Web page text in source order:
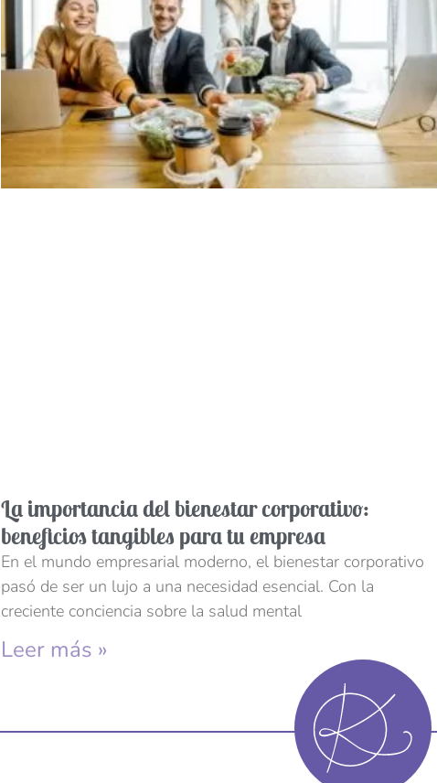
La importancia del bienestar corporativo:
beneficios tangibles para tu empresa
En el mundo empresarial moderno, el bienestar corporativo
pasó de ser un lujo a una necesidad esencial. Con la
creciente conciencia sobre la salud mental
Leer más »